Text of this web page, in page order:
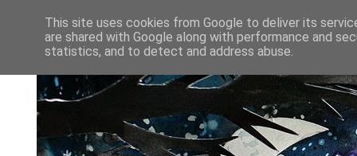
This site uses cookies from Google to deliver its
are shared with Google along with performance and
statistics, and to detect and address abuse.